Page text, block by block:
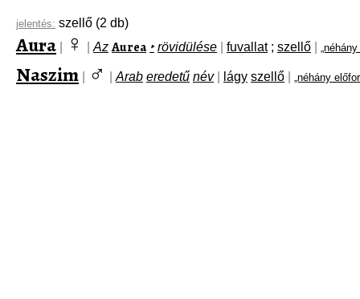
jelentés: szellő (2 db)
Aura ♀ Az Aurea ‣ rövidülése fuvallat ; szellő
Naszim ♂ Arab eredetű név lágy szellő „néhány